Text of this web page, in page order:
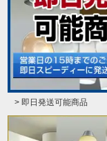
> 即日発送可能商品